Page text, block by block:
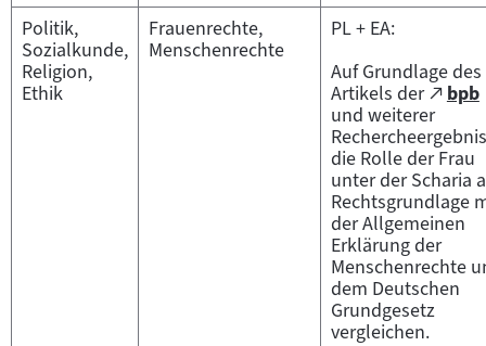
Politik,
Sozialkunde,
Religion,
Ethik
Frauenrechte,
Menschenrechte
PL + EA:
Auf Grundlage des
Artikels der
Zum
bpb
(öffnet
im
neuen
Tab)
und weiterer
die Rolle der Frau
unter der Scharia
Rechtsgrundlage
der Allgemeinen
Erklärung der
Menschenrechte
dem Deutschen
Grundgesetz
vergleichen.